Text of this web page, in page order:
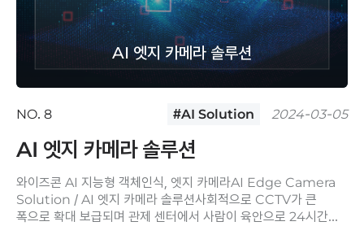
AI 엣지 카메라 솔루션
NO. 8 #AI Solution 2024-03-05
AI 엣지 카메라 솔루션
와이즈콘 AI 지능형 객체인식, 엣지 카메라AI Edge Camera
Solution / AI 엣지 카메라 솔루션사회적으로 CCTV가 큰
폭으로 확대 보급되며 관제 센터에서 사람이 육안으로 24시간